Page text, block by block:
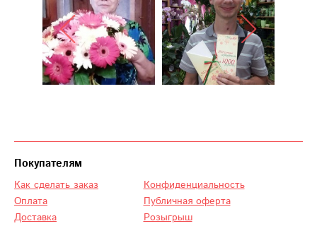
Покупателям
Как сделать заказ
Оплата
Доставка
Конфиденциальность
Публичная оферта
Розыгрыш